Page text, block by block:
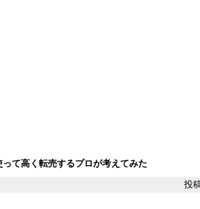
て高く転売するプロが考えてみた
投